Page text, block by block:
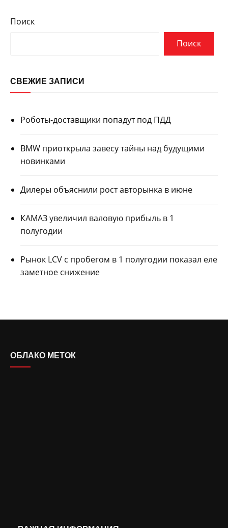
Поиск
Поиск
СВЕЖИЕ ЗАПИСИ
Роботы-доставщики попадут под ПДД
BMW приоткрыла завесу тайны над будущими
новинками
Дилеры объяснили рост авторынка в июне
КАМАЗ увеличил валовую прибыль в 1
полугодии
Рынок LCV с пробегом в 1 полугодии показал еле
заметное снижение
ОБЛАКО МЕТОК